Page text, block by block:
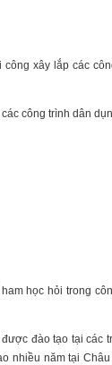
xây lắp các
công trình dân
học hỏi trong
đào tạo tại
nhiều năm tại